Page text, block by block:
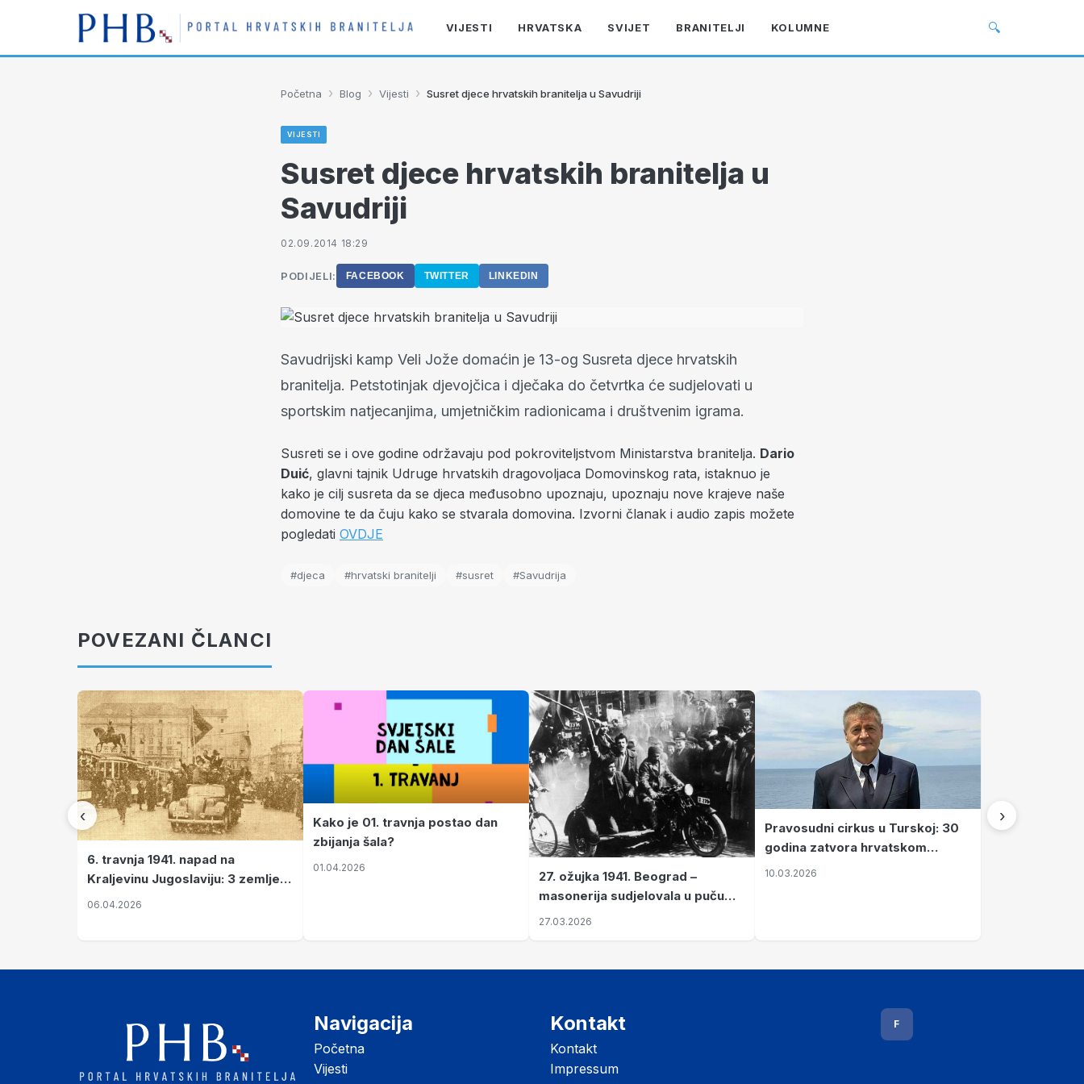
VIJESTI HRVATSKA SVIJET BRANITELJI KOLUMNE 🔍
Početna › Blog › Vijesti › Susret djece hrvatskih branitelja u Savudriji
VIJESTI
Susret djece hrvatskih branitelja u
Savudriji
02.09.2014 18:29
PODIJELI: FACEBOOK TWITTER LINKEDIN
Savudrijski kamp Veli Jože domaćin je 13-og Susreta djece hrvatskih
branitelja. Petstotinjak djevojčica i dječaka do četvrtka će sudjelovati u
sportskim natjecanjima, umjetničkim radionicama i društvenim igrama.
Susreti se i ove godine održavaju pod pokroviteljstvom Ministarstva branitelja. Dario
Duić, glavni tajnik Udruge hrvatskih dragovoljaca Domovinskog rata, istaknuo je
kako je cilj susreta da se djeca međusobno upoznaju, upoznaju nove krajeve naše
domovine te da čuju kako se stvarala domovina. Izvorni članak i audio zapis možete
pogledati OVDJE
#djeca #hrvatski branitelji #susret #Savudrija
POVEZANI ČLANCI
‹
6. travnja 1941. napad na
Kraljevinu Jugoslaviju: 3 zemlje
nastale njenim raspadom
06.04.2026
Kako je 01. travnja postao dan
zbijanja šala?
01.04.2026
27. ožujka 1941. Beograd –
masonerija sudjelovala u puču
koji je Jugoslaviju odveo u krvavi
27.03.2026
Pravosudni cirkus u Turskoj: 30
godina zatvora hrvatskom
kapetanu kojeg su sami pustili
10.03.2026
›
Navigacija
Početna
Vijesti
Kontakt
Kontakt
Impressum
F